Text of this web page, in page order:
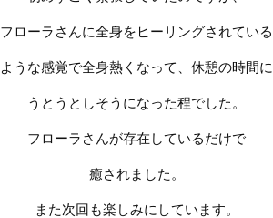
フローラさんに全身をヒーリングされている
ような感覚で全身熱くなって、休憩の時間に
うとうとしそうになった程でした。
フローラさんが存在しているだけで
癒されました。
また次回も楽しみにしています。